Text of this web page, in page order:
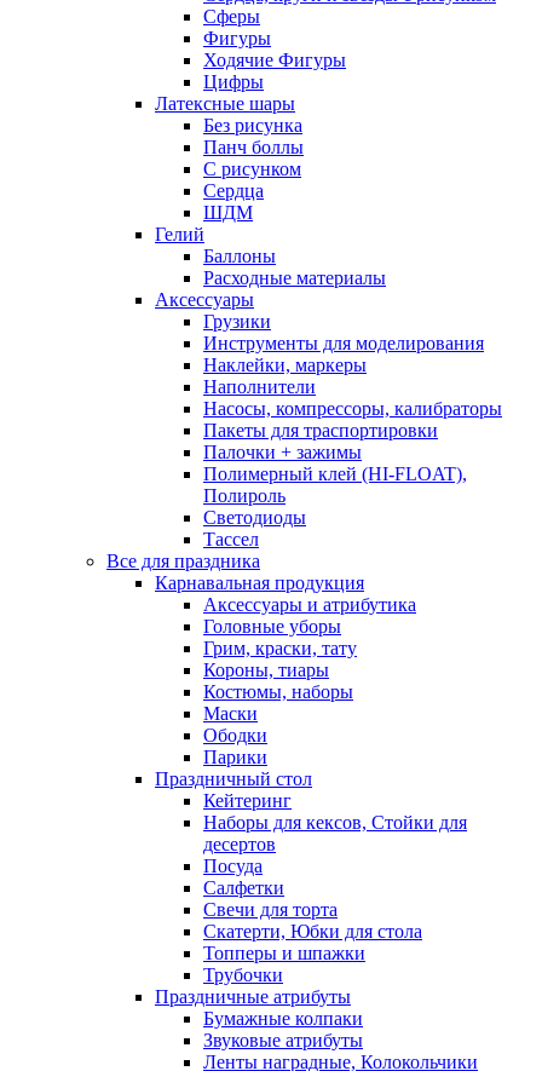
Сферы
Фигуры
Ходячие Фигуры
Цифры
Латексные шары
Без рисунка
Панч боллы
С рисунком
Сердца
ШДМ
Гелий
Баллоны
Расходные материалы
Аксессуары
Грузики
Инструменты для моделирования
Наклейки, маркеры
Наполнители
Насосы, компрессоры, калибраторы
Пакеты для траспортировки
Палочки + зажимы
Полимерный клей (HI-FLOAT),
Полироль
Светодиоды
Тассел
Все для праздника
Карнавальная продукция
Аксессуары и атрибутика
Головные уборы
Грим, краски, тату
Короны, тиары
Костюмы, наборы
Маски
Ободки
Парики
Праздничный стол
Кейтеринг
Наборы для кексов, Стойки для
десертов
Посуда
Салфетки
Свечи для торта
Скатерти, Юбки для стола
Топперы и шпажки
Трубочки
Праздничные атрибуты
Бумажные колпаки
Звуковые атрибуты
Ленты наградные, Колокольчики